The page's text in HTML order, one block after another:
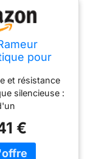
pour
rameur
à
avec
rameur
158,8 kg
et résistance
silencieuse :
avec le rameur
YPOO Avec
€